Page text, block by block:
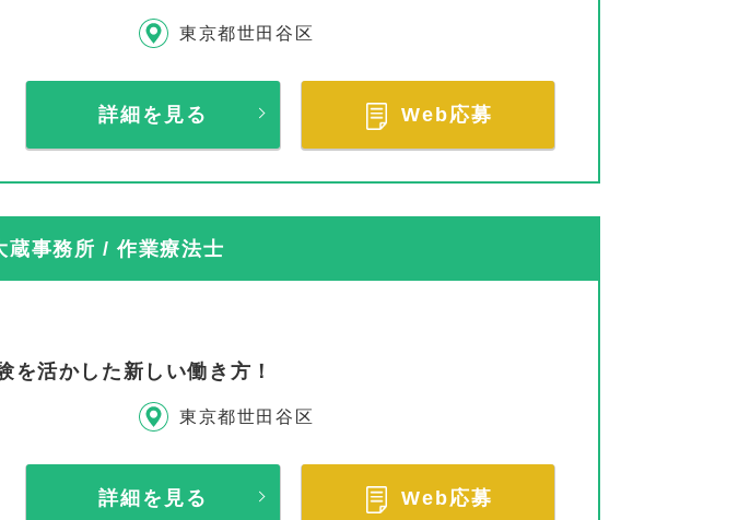
東京都世田谷区
詳細を見る Web応募
事務所 / 作業療法士
を活かした新しい働き方！
東京都世田谷区
詳細を見る Web応募